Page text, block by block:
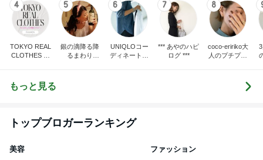
4
TOKYO REAL
CLOTHES 大
5
銀の滴降る降
るまわり
6
UNIQLOコー
ディネート日
7
*** あやのハピ
ログ ***
8
coco-eririko大
人のプチプラ
もっと見る
トップブロガーランキング
美容 ファッション